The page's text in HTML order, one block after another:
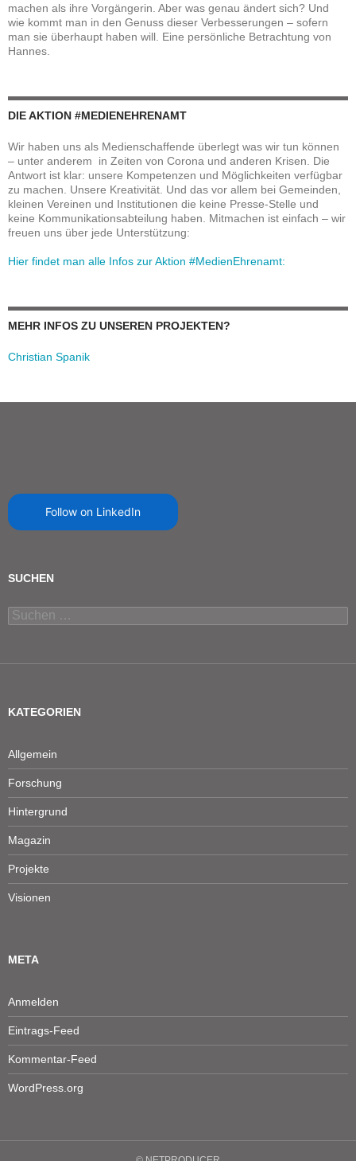
machen als ihre Vorgängerin. Aber was genau ändert sich? Und
wie kommt man in den Genuss dieser Verbesserungen – sofern
man sie überhaupt haben will. Eine persönliche Betrachtung von
Hannes.
DIE AKTION #MEDIENEHRENAMT
Wir haben uns als Medienschaffende überlegt was wir tun können
– unter anderem in Zeiten von Corona und anderen Krisen. Die
Antwort ist klar: unsere Kompetenzen und Möglichkeiten verfügbar
zu machen. Unsere Kreativität. Und das vor allem bei Gemeinden,
kleinen Vereinen und Institutionen die keine Presse-Stelle und
keine Kommunikationsabteilung haben. Mitmachen ist einfach – wir
freuen uns über jede Unterstützung:
Hier findet man alle Infos zur Aktion #MedienEhrenamt:
MEHR INFOS ZU UNSEREN PROJEKTEN?
Christian Spanik
Follow on LinkedIn
SUCHEN
Suchen
nach:
KATEGORIEN
Allgemein
Forschung
Hintergrund
Magazin
Projekte
Visionen
META
Anmelden
Eintrags-Feed
Kommentar-Feed
WordPress.org